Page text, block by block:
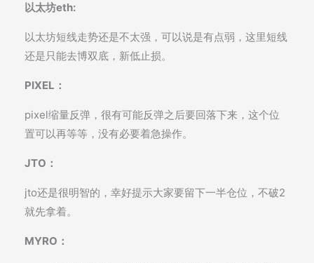
以太坊eth:
以太坊短线走势还是不太强，可以说是有点弱，这里短线
还是只能去博双底，新低止损。
PIXEL：
pixel缩量反弹，很有可能反弹之后要回落下来，这个位
置可以再等等，没有必要着急操作。
JTO：
jto还是很明智的，幸好提示大家要留下一半仓位，不破2
就先拿着。
MYRO：